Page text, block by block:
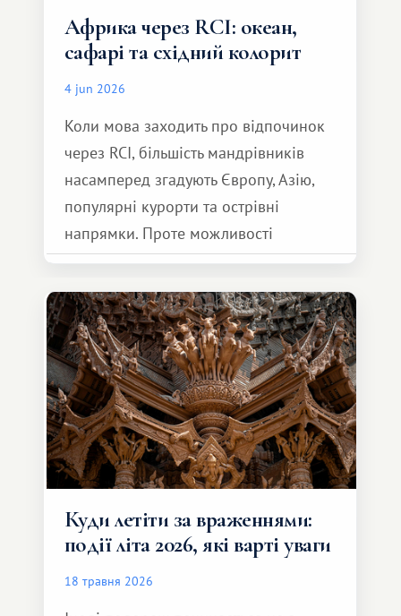
Африка через RCI: океан,
сафарі та східний колорит
4 jun 2026
Коли мова заходить про відпочинок
через RCI, більшість мандрівників
насамперед згадують Європу, Азію,
популярні курорти та острівні
напрямки. Проте можливості
обмінної системи значно ширші.
Серед них є і Африка – континент,
який здатний подарувати зовсім
інший формат подорожі.
Куди летіти за враженнями:
події літа 2026, які варті уваги
18 травня 2026